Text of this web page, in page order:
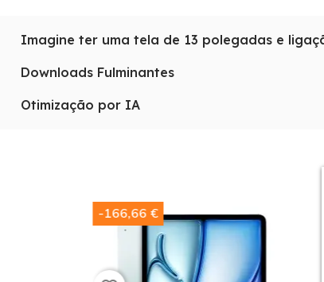
Imagine ter uma tela de 13 polegadas e
Imagine ter uma tela de
Cellular é o sonho de qualquer consultor ou
Downloads Fulminantes
O processador
M4 permite downloads
iPad Air, a interação com o seu conteúdo torna-
Otimização por IA
-166,66 €